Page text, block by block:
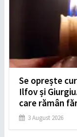
Se oprește
Ilfov și
care rămân
3 August 2026